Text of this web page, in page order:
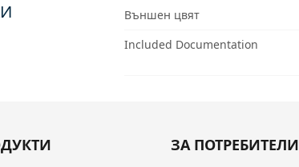
Външен цвят
Included Documentation
ЗА ПОТРЕБИТЕЛИ